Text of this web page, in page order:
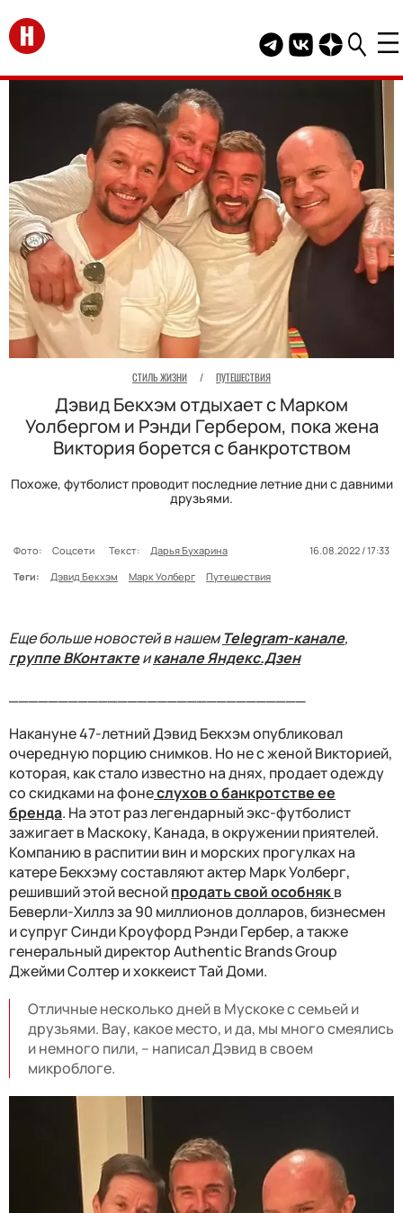
Перейти на главную
Telegram канал
Группа HELLO
Канал
СТИЛЬ ЖИЗНИ / ПУТЕШЕСТВИЯ
Дэвид Бекхэм отдыхает с Марком
Уолбергом и Рэнди Гербером, пока жена
Виктория борется с банкротством
Похоже, футболист проводит последние летние дни с давними
друзьями.
Фото: Соцсети Текст: Дарья Бухарина
16.08.2022 / 17:33
Теги:
Дэвид Бекхэм Марк Уолберг Путешествия
Еще больше новостей в нашемTelegram-канале,
группе ВКонтактеиканале Яндекс.Дзен
Накануне 47-летний Дэвид Бекхэм опубликовал
очередную порцию снимков. Но не с женой Викторией,
которая, как стало известно на днях, продает одежду
со скидками на фонеслухов о банкротстве ее
бренда. На этот раз легендарный экс-футболист
зажигает в Маскоку, Канада, в окружении приятелей.
Компанию в распитии вин и морских прогулках на
катере Бекхэму составляют актер Марк Уолберг,
решивший этой веснойпродать свой особнякв
Беверли-Хиллз за 90 миллионов долларов, бизнесмен
и супруг Синди Кроуфорд Рэнди Гербер, а также
генеральный директор Authentic Brands Group
Джейми Солтер и хоккеист Тай Доми.
Отличные несколько дней в Мускоке с семьей и
друзьями. Вау, какое место, и да, мы много смеялись
и немного пили, – написал Дэвид в своем
микроблоге.